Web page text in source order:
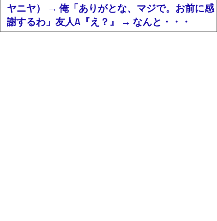
ヤニヤ） → 俺「ありがとな、マジで。お前に感
謝するわ」友人A『え？』 → なんと・・・